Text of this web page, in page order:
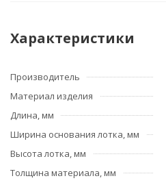
Характеристики
Производитель
Материал изделия
Длина, мм
Ширина основания лотка, мм
Высота лотка, мм
Толщина материала, мм